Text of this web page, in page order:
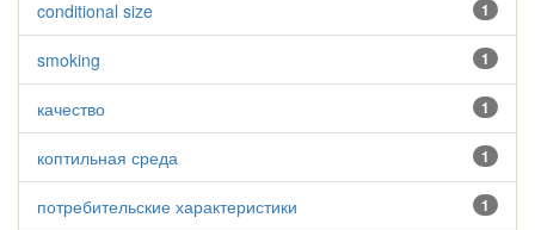
1
conditional size
1
smoking
1
качество
1
коптильная среда
1
потребительские характеристики